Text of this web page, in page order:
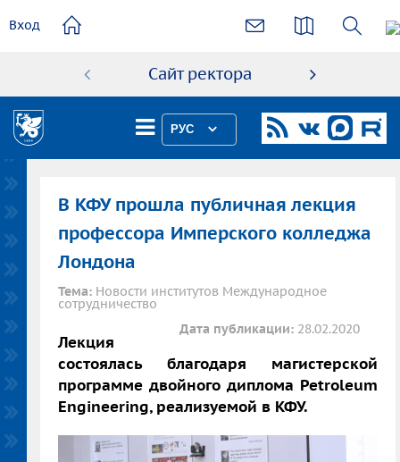
содержанию
Вход
Сайт ректора
РУС
В КФУ прошла публичная лекция
профессора Имперского колледжа
Лондона
Тема: Новости институтов Международное
сотрудничество
Дата публикации: 28.02.2020
Лекция
состоялась благодаря магистерской
программе двойного диплома Petroleum
Engineering, реализуемой в КФУ.